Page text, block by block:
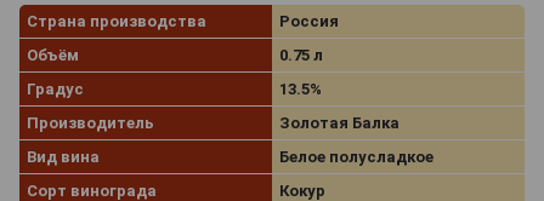
Страна производства
Россия
Объём
0.75 л
Градус
13.5%
Производитель
Золотая Балка
Вид вина
Белое полусладкое
Сорт винограда
Кокур